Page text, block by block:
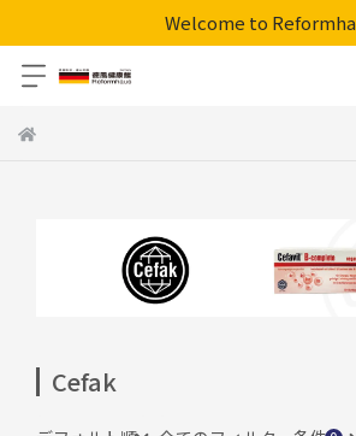
Welcome to
Cefak